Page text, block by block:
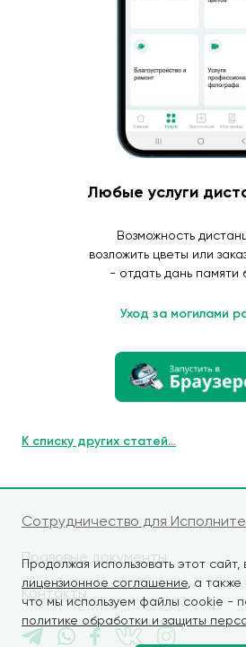
Продолжая использовать этот
лицензионное соглашение , а
что мы используем файлы cookie -
политике обработки и защиты
Любые услуги
Возможность
возложить цветы или
- отдать дань памяти
Уход за могилами
К списку других статей...
Сотрудничество для
Правовые документы
Контакты